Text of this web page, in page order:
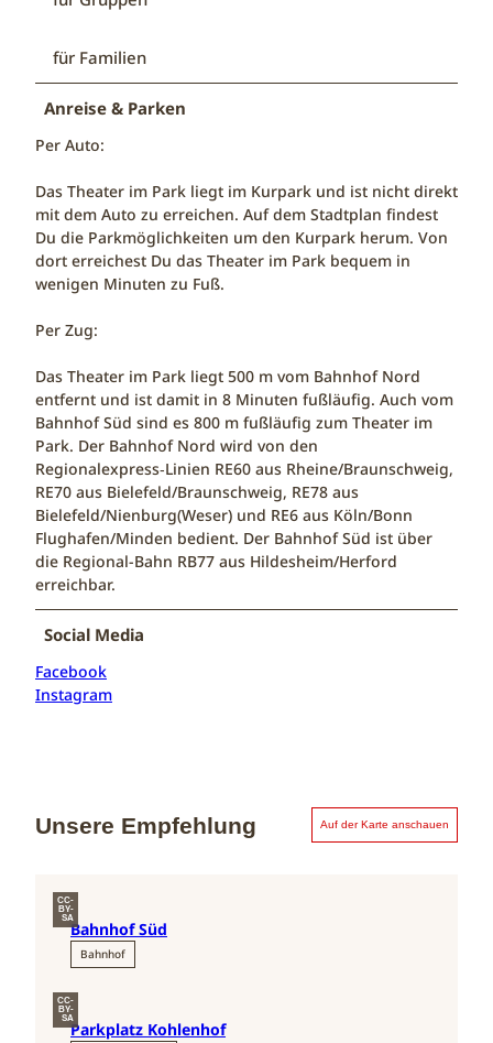
für Familien
Anreise & Parken
Per Auto:
Das Theater im Park liegt im Kurpark und ist nicht direkt
mit dem Auto zu erreichen. Auf dem Stadtplan findest
Du die Parkmöglichkeiten um den Kurpark herum. Von
dort erreichest Du das Theater im Park bequem in
wenigen Minuten zu Fuß.
Per Zug:
Das Theater im Park liegt 500 m vom Bahnhof Nord
entfernt und ist damit in 8 Minuten fußläufig. Auch vom
Bahnhof Süd sind es 800 m fußläufig zum Theater im
Park. Der Bahnhof Nord wird von den
Regionalexpress‑Linien RE60 aus Rheine/Braunschweig,
RE70 aus Bielefeld/Braunschweig, RE78 aus
Bielefeld/Nienburg(Weser) und RE6 aus Köln/Bonn
Flughafen/Minden bedient. Der Bahnhof Süd ist über
die Regional-Bahn RB77 aus Hildesheim/Herford
erreichbar.
Social Media
Facebook
Instagram
Unsere Empfehlung Auf der Karte anschauen
CC-
BY-
SABahnhof Süd
Bahnhof
CC-
BY-
SAParkplatz Kohlenhof